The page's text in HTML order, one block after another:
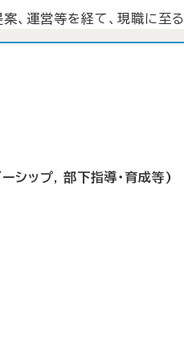
、運営等を経て、現職に至る
シップ, 部下指導・育成等)